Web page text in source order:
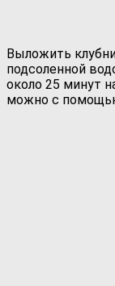
Выложить
подсоленной
около 25 минут
можно с